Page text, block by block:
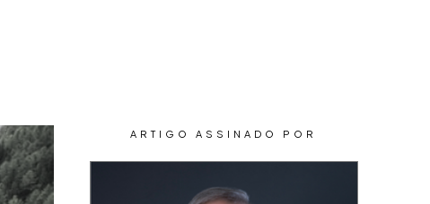
ARTIGO ASSINADO POR